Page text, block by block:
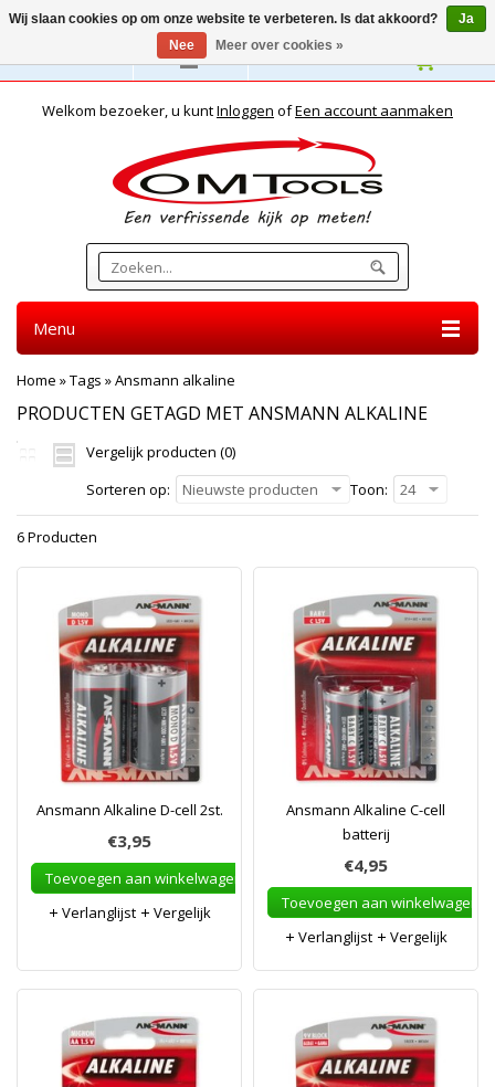
Nederlands
Welkom bezoeker, u kuntInloggen ofEen account aanmaken
Menu
Home »Tags »Ansmann alkaline
PRODUCTEN GETAGD MET ANSMANN ALKALINE
Vergelijk producten (0)
Sorteren op:
Nieuwste producten Toon: 24
6 Producten
Ansmann Alkaline D-cell 2st.
€3,95
Toevoegen aan winkelwagen
Verlanglijst
Vergelijk
Ansmann Alkaline C-cell
batterij
€4,95
Toevoegen aan winkelwagen
Verlanglijst
Vergelijk
Wij slaan cookies op om onze website te verbeteren. Is dat akkoord?
Ja
Nee
Meer over cookies »